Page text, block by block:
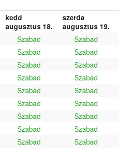
kedd
augusztus 18.
szerda
augusztus 19.
Szabad Szabad
Szabad Szabad
Szabad Szabad
Szabad Szabad
Szabad Szabad
Szabad Szabad
Szabad Szabad
Szabad Szabad
Szabad Szabad